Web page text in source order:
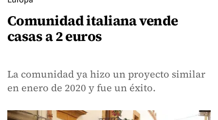
Comunidad italiana vende
casas a 2 euros
La comunidad ya hizo un proyecto similar
en enero de 2020 y fue un éxito.